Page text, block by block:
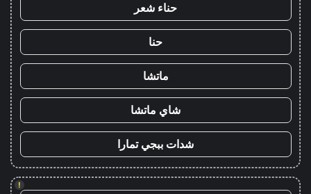
حناء شعر
حنا
ماتشا
شاي ماتشا
شدات ببجي تمارا
!